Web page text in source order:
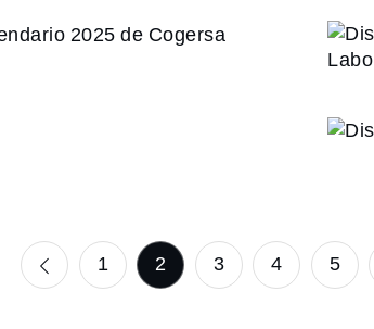
y diseño del
de cartel
1 2 3 4 5